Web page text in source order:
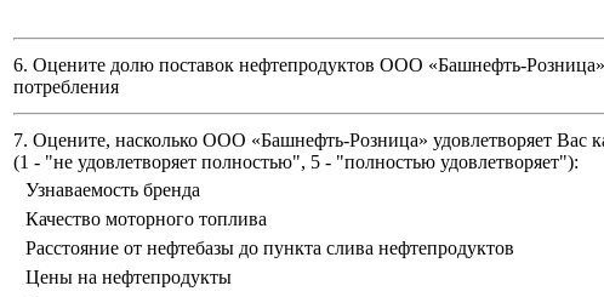
6. Оцените долю поставок нефтепродуктов ООО «Башнефть-
потребления
7. Оцените, насколько ООО «Башнефть-Розница» удовлетворяет Вас
(1 - "не удовлетворяет полностью", 5 - "полностью удовлетворяет"):
Узнаваемость бренда
Качество моторного топлива
Расстояние от нефтебазы до пункта слива нефтепродуктов
Цены на нефтепродукты